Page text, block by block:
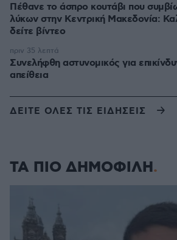
Πέθανε το άσπρο κουτάβι που
λύκων στην Κεντρική Μακεδονία:
δείτε βίντεο
Συνελήφθη αστυνομικός για
απείθεια
πριν 35 λεπτά
ΔΕΙΤΕ ΟΛΕΣ ΤΙΣ ΕΙΔΗΣΕΙΣ
ΤΑ ΠΙΟ ΔΗΜΟΦΙΛΗ